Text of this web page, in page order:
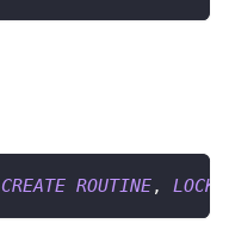
CREATE ROUTINE, LOCK